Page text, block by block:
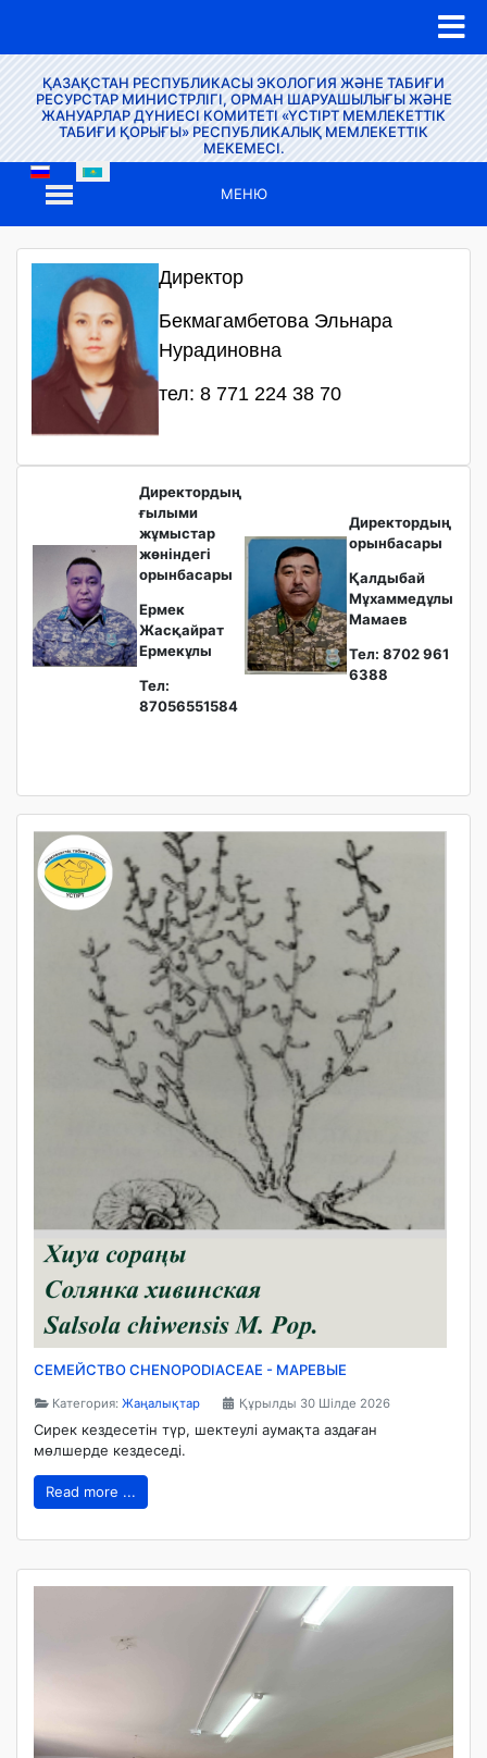
ҚАЗАҚСТАН РЕСПУБЛИКАСЫ ЭКОЛОГИЯ ЖӘНЕ ТАБИҒИ
РЕСУРСТАР МИНИСТРЛІГІ, ОРМАН ШАРУАШЫЛЫҒЫ ЖӘНЕ
ЖАНУАРЛАР ДҮНИЕСІ КОМИТЕТІ «ҮСТІРТ МЕМЛЕКЕТТІК
ТАБИҒИ ҚОРЫҒЫ» РЕСПУБЛИКАЛЫҚ МЕМЛЕКЕТТІК
МЕКЕМЕСІ.
МЕНЮ
Директор
Бекмагамбетова Эльнара
Нурадиновна
тел: 8 771 224 38 70
Директордың
ғылыми
жұмыстар
жөніндегі
орынбасары
Ермек
Жасқайрат
Ермекұлы
Тел:
87056551584
Директордың
орынбасары
Қалдыбай
Мұхаммедұлы
Мамаев
Тел: 8702 961
6388
СЕМЕЙСТВО CHENOPODIACEAE - МАРЕВЫЕ
Категория:Жаңалықтар Құрылды 30 Шілде 2026
Сирек кездесетін түр, шектеулі аумақта аздаған
мөлшерде кездеседі.
Read more ...